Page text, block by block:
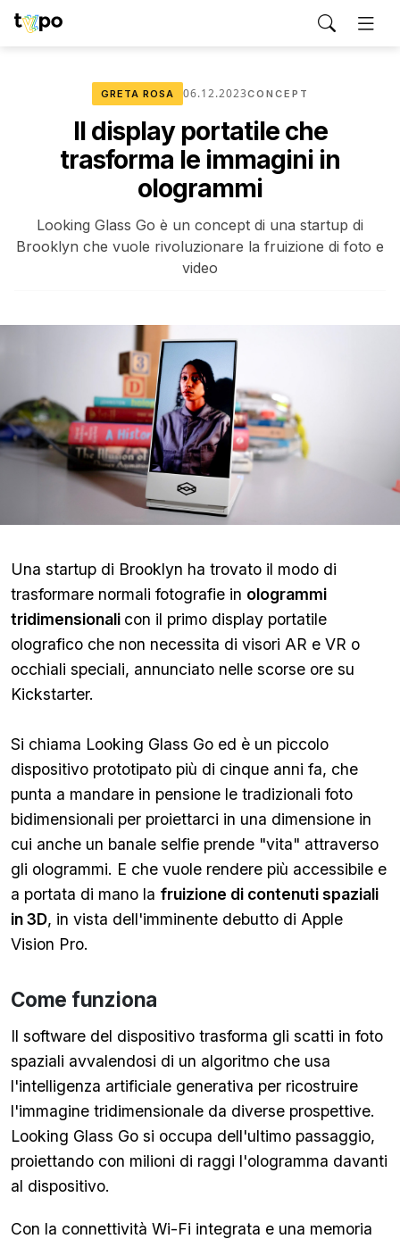
GRETA ROSA 06.12.2023CONCEPT
Il display portatile che
trasforma le immagini in
ologrammi
Looking Glass Go è un concept di una startup di
Brooklyn che vuole rivoluzionare la fruizione di foto e
video
Una startup di Brooklyn ha trovato il modo di
trasformare normali fotografie in ologrammi
tridimensionali con il primo display portatile
olografico che non necessita di visori AR e VR o
occhiali speciali, annunciato nelle scorse ore su
Kickstarter.
Si chiama Looking Glass Go ed è un piccolo
dispositivo prototipato più di cinque anni fa, che
punta a mandare in pensione le tradizionali foto
bidimensionali per proiettarci in una dimensione in
cui anche un banale selfie prende "vita" attraverso
gli ologrammi. E che vuole rendere più accessibile e
a portata di mano la fruizione di contenuti spaziali
in 3D, in vista dell'imminente debutto di Apple
Vision Pro.
Come funziona
Il software del dispositivo trasforma gli scatti in foto
spaziali avvalendosi di un algoritmo che usa
l'intelligenza artificiale generativa per ricostruire
l'immagine tridimensionale da diverse prospettive.
Looking Glass Go si occupa dell'ultimo passaggio,
proiettando con milioni di raggi l'ologramma davanti
al dispositivo.
Con la connettività Wi-Fi integrata e una memoria